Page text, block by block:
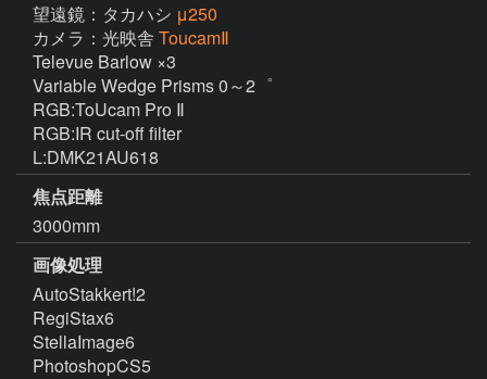
望遠鏡：タカハシ μ250
カメラ：光映舎 ToucamⅡ
Televue Barlow ×3
Variable Wedge Prisms 0～2゜
RGB:ToUcam Pro Ⅱ
RGB:IR cut-off filter
L:DMK21AU618
焦点距離
3000mm
画像処理
AutoStakkert!2
RegiStax6
StellaImage6
PhotoshopCS5